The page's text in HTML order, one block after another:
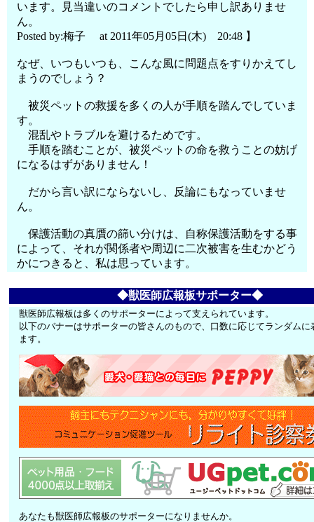
います。見当違いのコメントでしたら申し訳ありませ
ん。
Posted by:梅子 at 2011年05月05日(木) 20:48 】
なぜ、いつもいつも、こんな風に問題点をすりかえてし
まうのでしょう？
被災ペットの救援を多くの人が手順を踏んでしていま
す。
混乱やトラブルを避けるためです。
手順を踏むことが、被災ペットの命を救うことの妨げ
になるはずがありません！
だから言い訳にならないし、反論にもなっていませ
ん。
保護活動の真贋の篩い分けは、自称保護活動をする事
によって、それが関係者や周辺に二次被害を生むかどう
かにつきると、私は思っています。
◆獣医師広報板サポーター◆
獣医師広報板は多くのサポーターによって支えられています。
以下のバナーはサポーターの皆さんのもので、口数に応じてランダムに
ます。
あなたも獣医師広報板のサポーターになりませんか。